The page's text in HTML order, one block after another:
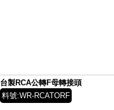
台製RCA公轉F母轉接頭
料號:WR-RCATORF